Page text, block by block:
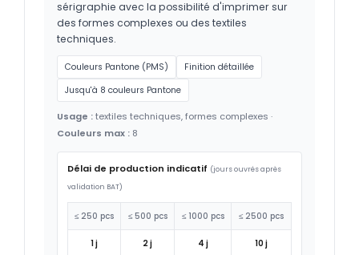
sérigraphie avec la possibilité d'imprimer sur
des formes complexes ou des textiles
techniques.
Couleurs Pantone (PMS)
Finition détaillée
Jusqu'à 8 couleurs Pantone
Usage :textiles techniques, formes complexes ·
Couleurs max : 8
Délai de production indicatif (jours ouvrés après
validation BAT)
≤ 250 pcs ≤ 500 pcs ≤ 1000 pcs ≤ 2500 pcs
1 j 2 j 4 j 10 j